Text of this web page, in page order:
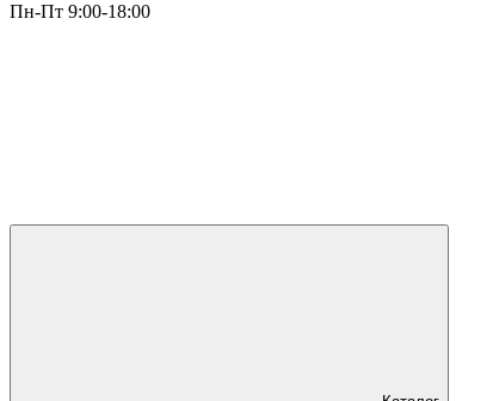
Пн-Пт 9:00-18:00